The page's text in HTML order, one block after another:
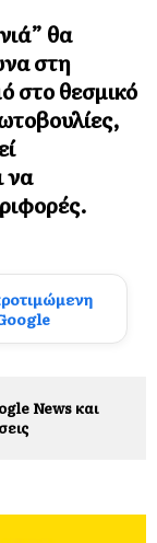
θα
στη
στο θεσμικό
να
News και